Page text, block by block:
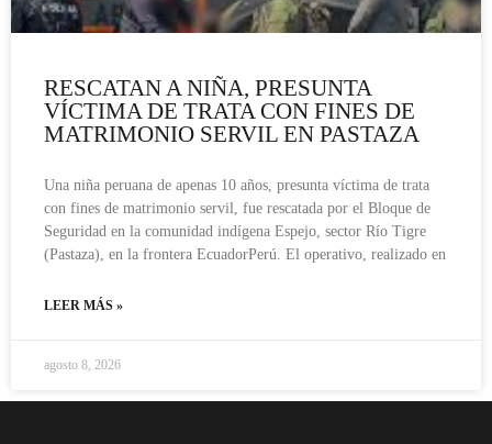
RESCATAN A NIÑA, PRESUNTA
VÍCTIMA DE TRATA CON FINES DE
MATRIMONIO SERVIL EN PASTAZA
Una niña peruana de apenas 10 años, presunta víctima de trata
con fines de matrimonio servil, fue rescatada por el Bloque de
Seguridad en la comunidad indígena Espejo, sector Río Tigre
(Pastaza), en la frontera EcuadorPerú. El operativo, realizado en
LEER MÁS »
agosto 8, 2026